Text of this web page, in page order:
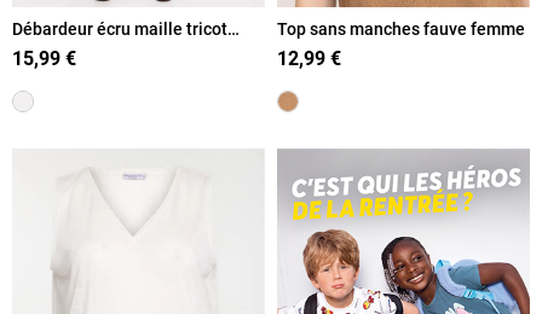
Débardeur écru maille tricot
femme
15,99 €
Top sans manches fauve femme
12,99 €